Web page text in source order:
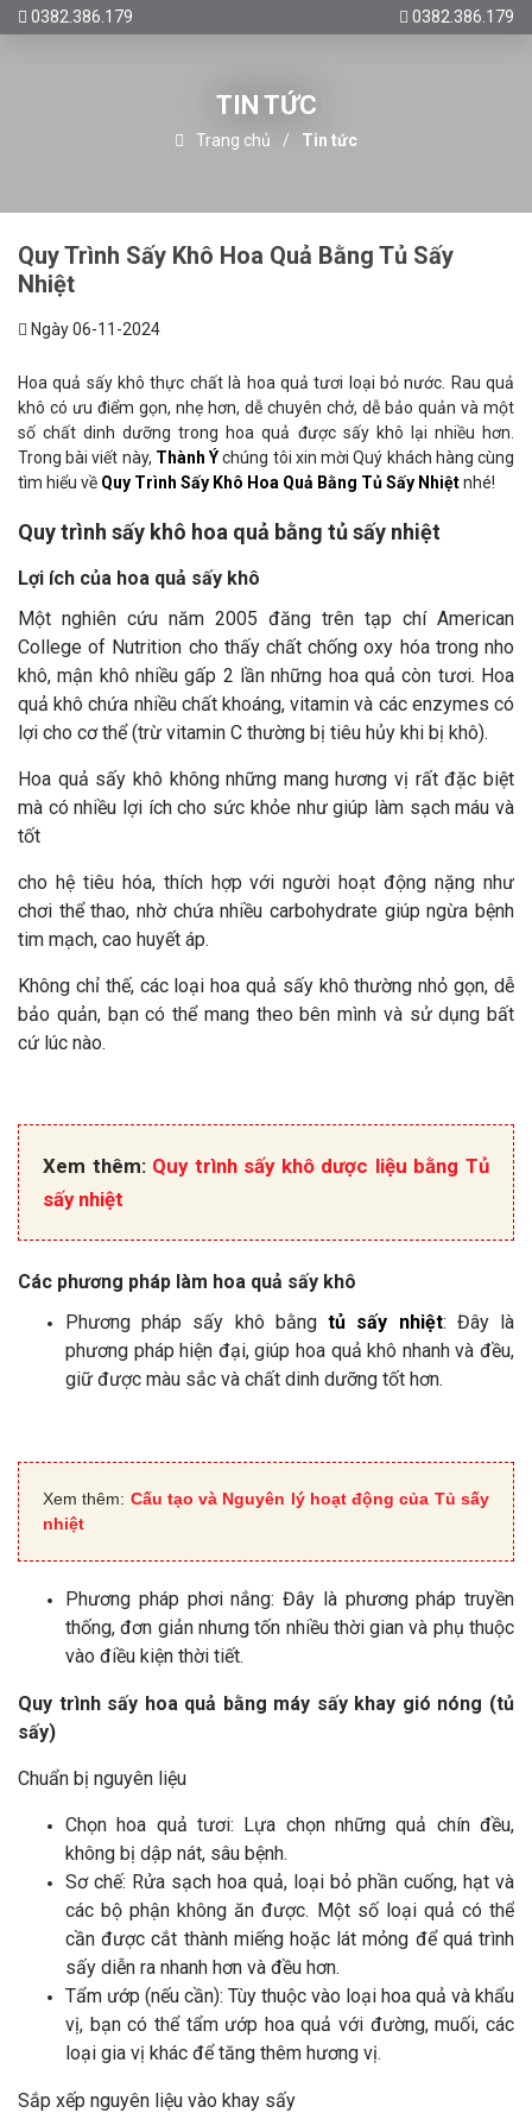
0382.386.179 0382.386.179
TIN TỨC
Trang chủ Tin tức
Quy Trình Sấy Khô Hoa Quả Bằng Tủ Sấy
Nhiệt
Ngày 06-11-2024
Hoa quả sấy khô thực chất là hoa quả tươi loại bỏ nước. Rau quả
khô có ưu điểm gọn, nhẹ hơn, dễ chuyên chở, dễ bảo quản và một
số chất dinh dưỡng trong hoa quả được sấy khô lại nhiều hơn.
Trong bài viết này, Thành Ýchúng tôi xin mời Quý khách hàng cùng
tìm hiểu về Quy Trình Sấy Khô Hoa Quả Bằng Tủ Sấy Nhiệtnhé!
Quy trình sấy khô hoa quả bằng tủ sấy nhiệt
Lợi ích của hoa quả sấy khô
Một nghiên cứu năm 2005 đăng trên tạp chí American
College of Nutrition cho thấy chất chống oxy hóa trong nho
khô, mận khô nhiều gấp 2 lần những hoa quả còn tươi. Hoa
quả khô chứa nhiều chất khoáng, vitamin và các enzymes có
lợi cho cơ thể (trừ vitamin C thường bị tiêu hủy khi bị khô).
Hoa quả sấy khô không những mang hương vị rất đặc biệt
mà có nhiều lợi ích cho sức khỏe như giúp làm sạch máu và
tốt
cho hệ tiêu hóa, thích hợp với người hoạt động nặng như
chơi thể thao, nhờ chứa nhiều carbohydrate giúp ngừa bệnh
tim mạch, cao huyết áp.
Không chỉ thế, các loại hoa quả sấy khô thường nhỏ gọn, dễ
bảo quản, bạn có thể mang theo bên mình và sử dụng bất
cứ lúc nào.
Xem thêm: Quy trình sấy khô dược liệu bằng Tủ
sấy nhiệt
Các phương pháp làm hoa quả sấy khô
Phương pháp sấy khô bằngtủ sấy nhiệt: Đây là
phương pháp hiện đại, giúp hoa quả khô nhanh và đều,
giữ được màu sắc và chất dinh dưỡng tốt hơn.
Xem thêm: Cấu tạo và Nguyên lý hoạt động của Tủ sấy
nhiệt
Phương pháp phơi nắng: Đây là phương pháp truyền
thống, đơn giản nhưng tốn nhiều thời gian và phụ thuộc
vào điều kiện thời tiết.
Quy trình sấy hoa quả bằng máy sấy khay gió nóng (tủ
sấy)
Chuẩn bị nguyên liệu
Chọn hoa quả tươi: Lựa chọn những quả chín đều,
không bị dập nát, sâu bệnh.
Sơ chế: Rửa sạch hoa quả, loại bỏ phần cuống, hạt và
các bộ phận không ăn được. Một số loại quả có thể
cần được cắt thành miếng hoặc lát mỏng để quá trình
sấy diễn ra nhanh hơn và đều hơn.
Tẩm ướp (nếu cần): Tùy thuộc vào loại hoa quả và khẩu
vị, bạn có thể tẩm ướp hoa quả với đường, muối, các
loại gia vị khác để tăng thêm hương vị.
Sắp xếp nguyên liệu vào khay sấy